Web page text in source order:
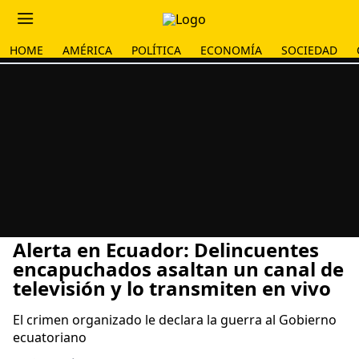
HOME AMÉRICA POLÍTICA ECONOMÍA SOCIEDAD
Alerta en Ecuador: Delincuentes
encapuchados asaltan un canal de
televisión y lo transmiten en vivo
El crimen organizado le declara la guerra al Gobierno
ecuatoriano